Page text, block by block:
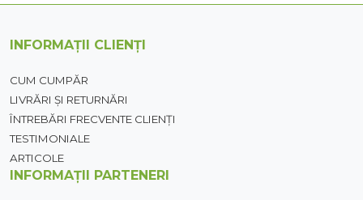
INFORMAȚII CLIENȚI
CUM CUMPĂR
LIVRĂRI ȘI RETURNĂRI
ÎNTREBĂRI FRECVENTE CLIENȚI
TESTIMONIALE
ARTICOLE
INFORMAȚII PARTENERI